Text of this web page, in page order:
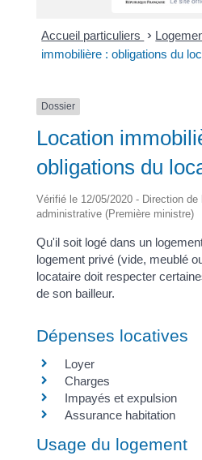
Accueil particuliers >
immobilière : obligations du
Dossier
Location
obligations du
Vérifié le 12/05/2020 - Direction
administrative (Première ministre)
Qu'il soit logé dans un
logement privé (vide, meublé
locataire doit respecter
de son bailleur.
Dépenses locatives
Loyer
Charges
Impayés et expulsion
Assurance habitation
Usage du logement